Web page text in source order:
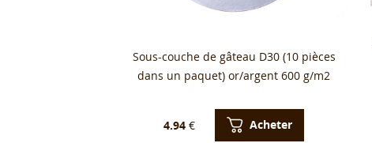
Sous-couche de gâteau D30 (10 pièces
dans un paquet) or/argent 600 g/m2
4.94 € Acheter